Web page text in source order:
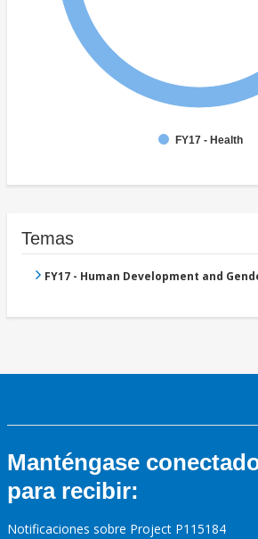
FY17 - Health
Temas
FY17 - Human Development and
Manténgase
para recibir:
Notificaciones sobre Project P115184